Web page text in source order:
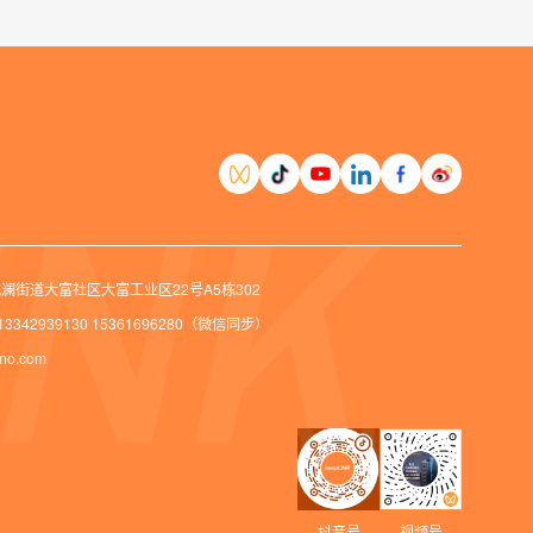
街道大富社区大富工业区22号A5栋302
15361696280（微信同步）